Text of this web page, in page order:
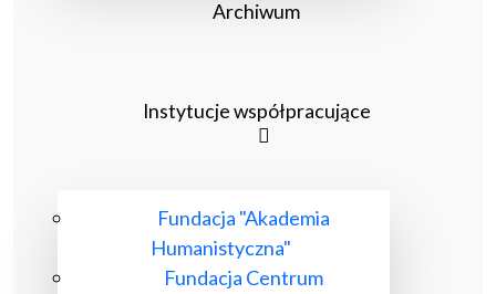
Archiwum
Instytucje współpracujące
Fundacja "Akademia
Humanistyczna"
Fundacja Centrum